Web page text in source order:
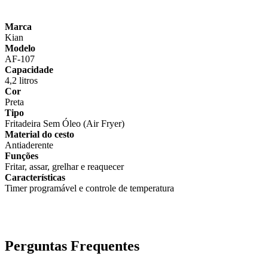
Marca
Kian
Modelo
AF-107
Capacidade
4,2 litros
Cor
Preta
Tipo
Fritadeira Sem Óleo (Air Fryer)
Material do cesto
Antiaderente
Funções
Fritar, assar, grelhar e reaquecer
Características
Timer programável e controle de temperatura
Perguntas Frequentes